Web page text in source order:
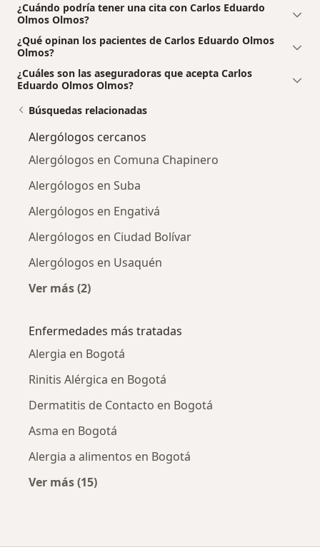
¿Cuándo podría tener una cita con Carlos Eduardo
Olmos Olmos?
¿Qué opinan los pacientes de Carlos Eduardo Olmos
Olmos?
¿Cuáles son las aseguradoras que acepta Carlos
Eduardo Olmos Olmos?
Búsquedas relacionadas
Alergólogos cercanos
Alergólogos en Comuna Chapinero
Alergólogos en Suba
Alergólogos en Engativá
Alergólogos en Ciudad Bolívar
Alergólogos en Usaquén
Ver más (2)
Enfermedades más tratadas
Alergia en Bogotá
Rinitis Alérgica en Bogotá
Dermatitis de Contacto en Bogotá
Asma en Bogotá
Alergia a alimentos en Bogotá
Ver más (15)